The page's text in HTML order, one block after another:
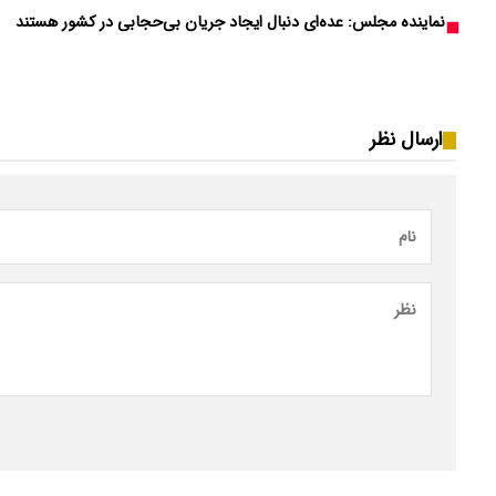
نماینده مجلس: عده‌ای دنبال ایجاد جریان بی‌حجابی در کشور هستند
ارسال نظر